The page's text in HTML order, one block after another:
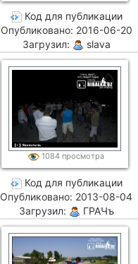
Код для публикации
Опубликовано: 2016-06-20
Загрузил:
slava
1084 просмотра
Код для публикации
Опубликовано: 2013-08-04
Загрузил:
ГРАЧъ